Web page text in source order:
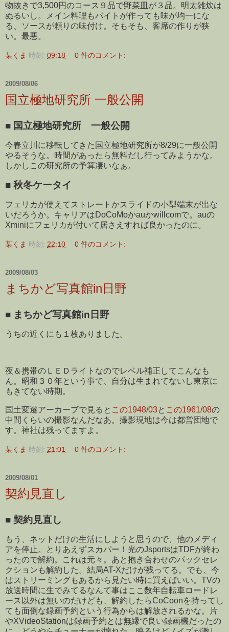
物抜きで3,500円のコース９品で野菜皿が３品。明太雑炊は
ぬるいし。メイン料理もバイトが作っても味が均一にな
る、ソースが頼りの味付け。そもそも、客席の作りが狭
い。最悪。
某くま 時刻: 09:18 0 件のコメント:
2009/08/06
国立極地研究所 一般公開
■ 国立極地研究所 一般公開
今春立川に移転してきた国立極地研究所が8/29に一般公開
やるそうな。時間があったら無料だし行ってみようかな。
しかしこの研究所の予算凄いなぁ。
■ 秋冬ケータイ
フェリカが使えてストレートかスライドの小型端末が出な
いだろうか。キャリアはDoCoMoかauかwillcomで。auの
Xminiにフェリカが付いて居さえすれば良かったのに。
某くま 時刻: 22:10 0 件のコメント:
2009/08/03
まちかど写真館in日野
■ まちかど写真館in日野
うちの近くにも１枚ありました。
夜＆携帯のＬＥＤライトなのでレベル補正してこんなも
ん。昭和３０年という事で、自分は生まれてないし東京に
もきてない時期。
国土変遷アーカーブで見ると この1948/03と この1961/08の
中間くらいの撮影なんだなあ。撮影現地は今は都営団地で
す。神社は残ってますよ。
某くま 時刻: 21:01 0 件のコメント:
2009/08/01
契約見直し
■ 契約見直し
もう、ネットだけの生活にしようと思うので、他のメディ
アを停止。とりあえずスカパー！光のJsportsはTDFが終わ
ったので解約。これは元々。あと抱き合わせのパックセレ
クションも解約した。結局AT-Xだけが残ってる。でも、今
はストリーミングもあるから見たい時に買えばいい。TVの
放送時間に生でみてるなんて事はここ数年自転車ロードレ
ース以外は無いのだけども、解約したらCoCoonを持ってし
ても面倒な録画予約という行為からは解放されるかな。片
やXVideoStationは録画予約とは無縁で良い録画機だったの